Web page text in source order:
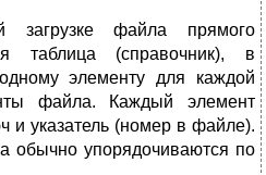
загрузке файла прямого
таблица (справочник), в
элементу для каждой
файла. Каждый элемент
и указатель (номер в файле).
обычно упорядочиваются по